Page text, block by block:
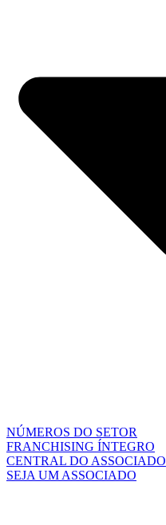
NÚMEROS DO SETOR
FRANCHISING ÍNTEGRO
CENTRAL DO ASSOCIADO
SEJA UM ASSOCIADO